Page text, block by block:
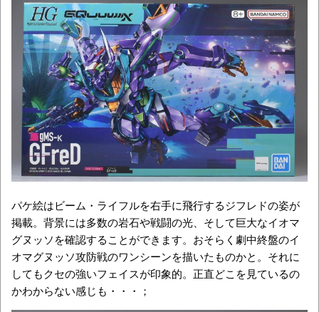
パケ絵はビーム・ライフルを右手に飛行するジフレドの姿が
掲載。背景には多数の岩石や戦闘の光、そして巨大なイオマ
グヌッソを確認することができます。おそらく劇中終盤のイ
オマグヌッソ攻防戦のワンシーンを描いたものかと。それに
してもクセの強いフェイスが印象的。正直どこを見ているの
かわからない感じも・・・；